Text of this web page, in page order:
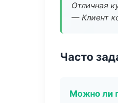
Отличная
— Клиент
Часто
Можно ли